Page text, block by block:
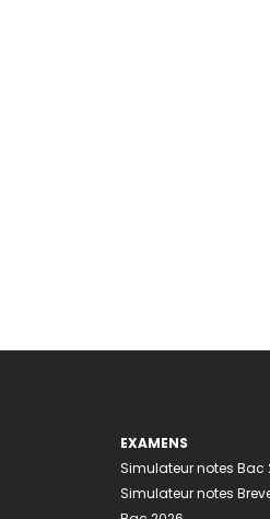
EXAMENS
Simulateur notes Bac
Simulateur notes